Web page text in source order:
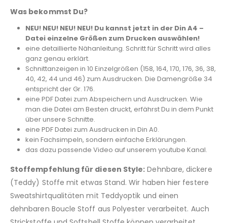
Was bekommst Du?
NEU! NEU! NEU! NEU! Du kannst jetzt in der Din A4 –
Datei einzelne Größen zum Drucken auswählen!
eine detaillierte Nähanleitung. Schritt für Schritt wird alles
ganz genau erklärt.
Schnittanzeigen in 10 Einzelgrößen (158, 164, 170, 176, 36, 38,
40, 42, 44 und 46) zum Ausdrucken. Die Damengröße 34
entspricht der Gr. 176.
eine PDF Datei zum Abspeichern und Ausdrucken. Wie
man die Datei am Besten druckt, erfährst Du in dem Punkt
über unsere Schnitte.
eine PDF Datei zum Ausdrucken in Din A0.
kein Fachsimpeln, sondern einfache Erklärungen.
das dazu passende Video auf unserem youtube Kanal.
Stoffempfehlung für diesen Style: Dehnbare, dickere
(Teddy) Stoffe mit etwas Stand. Wir haben hier festere
Sweatshirtqualitäten mit Teddyoptik und einen
dehnbaren Boucle Stoff aus Polyester verarbeitet. Auch